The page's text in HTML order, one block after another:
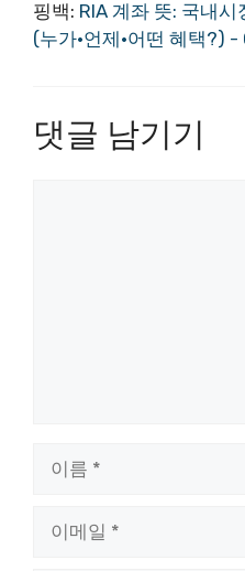
핑백: RIA 계좌 뜻: 국내
(누가·언제·어떤 혜택?)
댓글 남기기